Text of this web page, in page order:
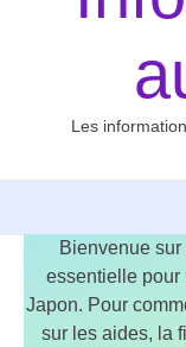
Les
Bienvenue
essentielle pour
Japon. Pour
sur les aides, la